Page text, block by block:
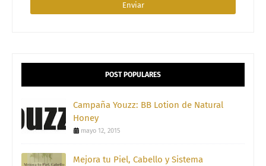
POST POPULARES
Campaña Youzz: BB Lotion de Natural
Honey
mayo 12, 2015
Mejora tu Piel, Cabello y Sistema